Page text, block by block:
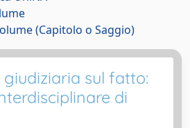
(Capitolo o Saggio)
giudiziaria sul fatto:
di